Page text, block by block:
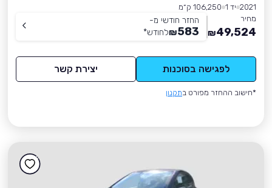
2021 יד 1
106,250 ק״מ
מחיר
49,524
₪
החזר חודשי מ-
583
₪לחודש*
לפגישה בסוכנות יצירת קשר
*חישוב ההחזר מפורט בתקנון